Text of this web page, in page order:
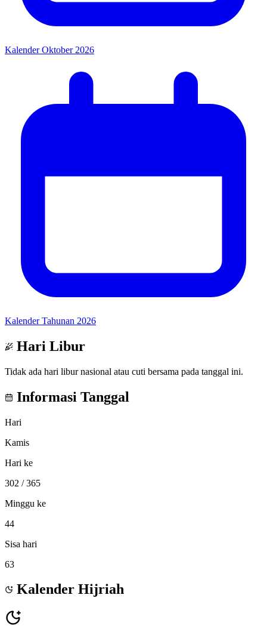
Kalender Oktober 2026
Kalender Tahunan 2026
Hari Libur
Tidak ada hari libur nasional atau cuti bersama pada tanggal ini.
Informasi Tanggal
Hari
Kamis
Hari ke
302 / 365
Minggu ke
44
Sisa hari
63
Kalender Hijriah